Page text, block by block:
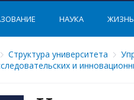
НАУКА ЖИЗНЬ
Структура университета
и